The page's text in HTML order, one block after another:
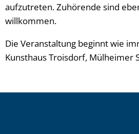
aufzutreten. Zuhörende sind
willkommen.
Die Veranstaltung beginnt wie
Kunsthaus Troisdorf, Mülheimer